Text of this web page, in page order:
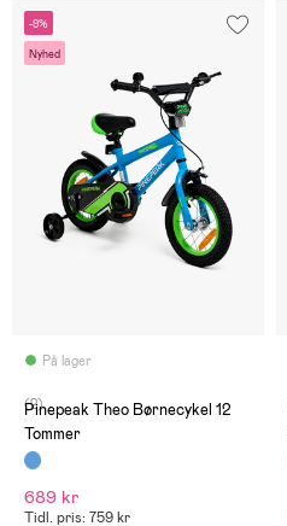
-9%
Nyhed
På lager
(2)
Pinepeak Theo Børnecykel 12
Tommer
689 kr
Tidl. pris: 759 kr